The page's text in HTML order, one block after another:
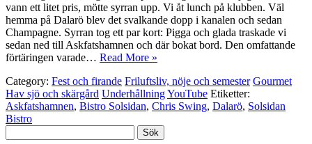
vann ett litet pris, mötte syrran upp. Vi åt lunch på klubben. Väl
hemma på Dalarö blev det svalkande dopp i kanalen och sedan
Champagne. Syrran tog ett par kort: Pigga och glada traskade vi
sedan ned till Askfatshamnen och där bokat bord. Den omfattande
förtäringen varade… Read More »
Category: Fest och firande Friluftsliv, nöje och semester Gourmet
Hav sjö och skärgård UnderhållningYouTube Etiketter:
Askfatshamnen, Bistro Solsidan, Chris Swing, Dalarö, Solsidan
Bistro